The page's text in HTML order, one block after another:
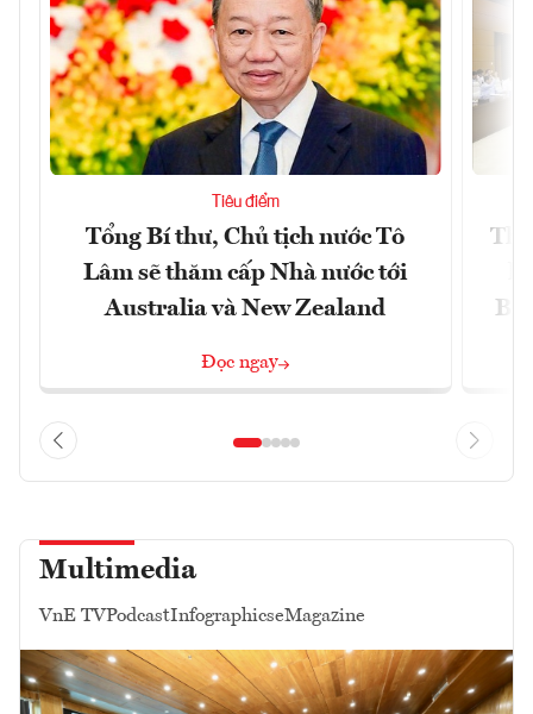
Tiêu điểm
Tổng Bí thư, Chủ tịch nước Tô
Lâm sẽ thăm cấp Nhà nước tới
Australia và New Zealand
Đọc ngay
Multimedia
VnE TVPodcastInfographicseMagazine